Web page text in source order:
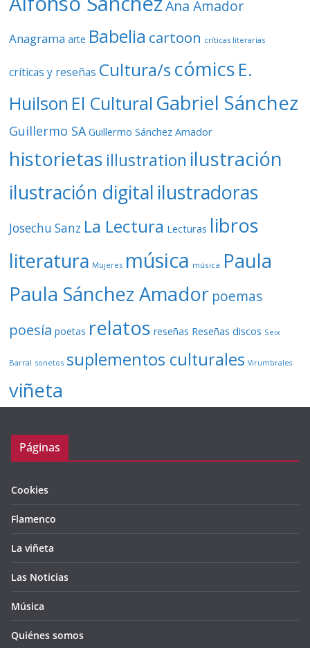
Ana Amador
Anagrama arte Babelia cartoon críticas literarias
críticas y reseñas Cultura/s cómics E.
Huilson El Cultural Gabriel Sánchez
Guillermo SA Guillermo Sánchez Amador
historietas illustration ilustración
ilustración digital ilustradoras
Josechu Sanz La Lectura Lecturas libros
literatura Mujeres música música Paula
Paula Sánchez Amador poemas
poesía poetas relatos reseñas Reseñas discos Seix
Barral sonetos suplementos culturales Virumbrales
viñeta
Páginas
Cookies
Flamenco
La viñeta
Las Noticias
Música
Quiénes somos